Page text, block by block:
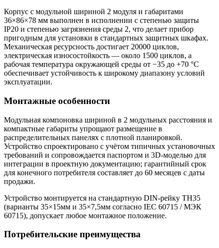
Корпус с модульной шириной 2 модуля и габаритами
36×86×78 мм выполнен в исполнении с степенью защиты
IP20 и степенью загрязнения среды 2, что делает прибор
пригодным для установки в стандартных защитных шкафах.
Механическая ресурсность достигает 20000 циклов,
электрическая износостойкость — около 1500 циклов, а
рабочая температура окружающей среды от −35 до +70 °C
обеспечивает устойчивость к широкому диапазону условий
эксплуатации.
Монтажные особенности
Модульная компоновка шириной в 2 модульных расстояния и
компактные габариты упрощают размещение в
распределительных панелях с плотной планировкой.
Устройство спроектировано с учётом типичных установочных
требований и сопровождается паспортом и 3D‑моделью для
интеграции в проектную документацию; гарантийный срок
для конечного потребителя составляет до 60 месяцев с даты
продажи.
Устройство монтируется на стандартную DIN-рейку ТН35
(варианты 35×15мм и 35×7,5мм согласно IEC 60715 / МЭК
60715), допускает любое монтажное положение.
Потребительские преимущества